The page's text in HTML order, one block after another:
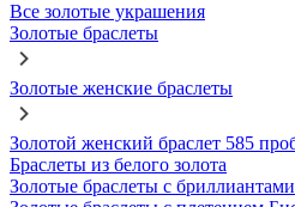
Все золотые украшения
Золотые браслеты
Золотые женские браслеты
Золотой женский браслет 585
Браслеты из белого золота
Золотые браслеты с бриллиантами